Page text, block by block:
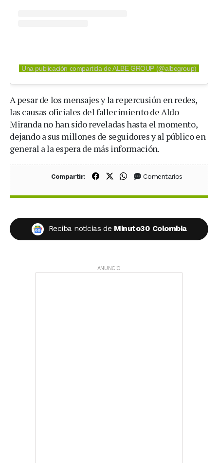
Una publicación compartida de ALBE GROUP (@albegroup)
A pesar de los mensajes y la repercusión en redes,
las causas oficiales del fallecimiento de Aldo
Miranda no han sido reveladas hasta el momento,
dejando a sus millones de seguidores y al público en
general a la espera de más información.
Compartir: Compartir en Facebook
Compartir en X (Twitter)
Compartir en WhatsApp
Comentarios
Reciba noticias de Minuto30 Colombia
ANUNCIO